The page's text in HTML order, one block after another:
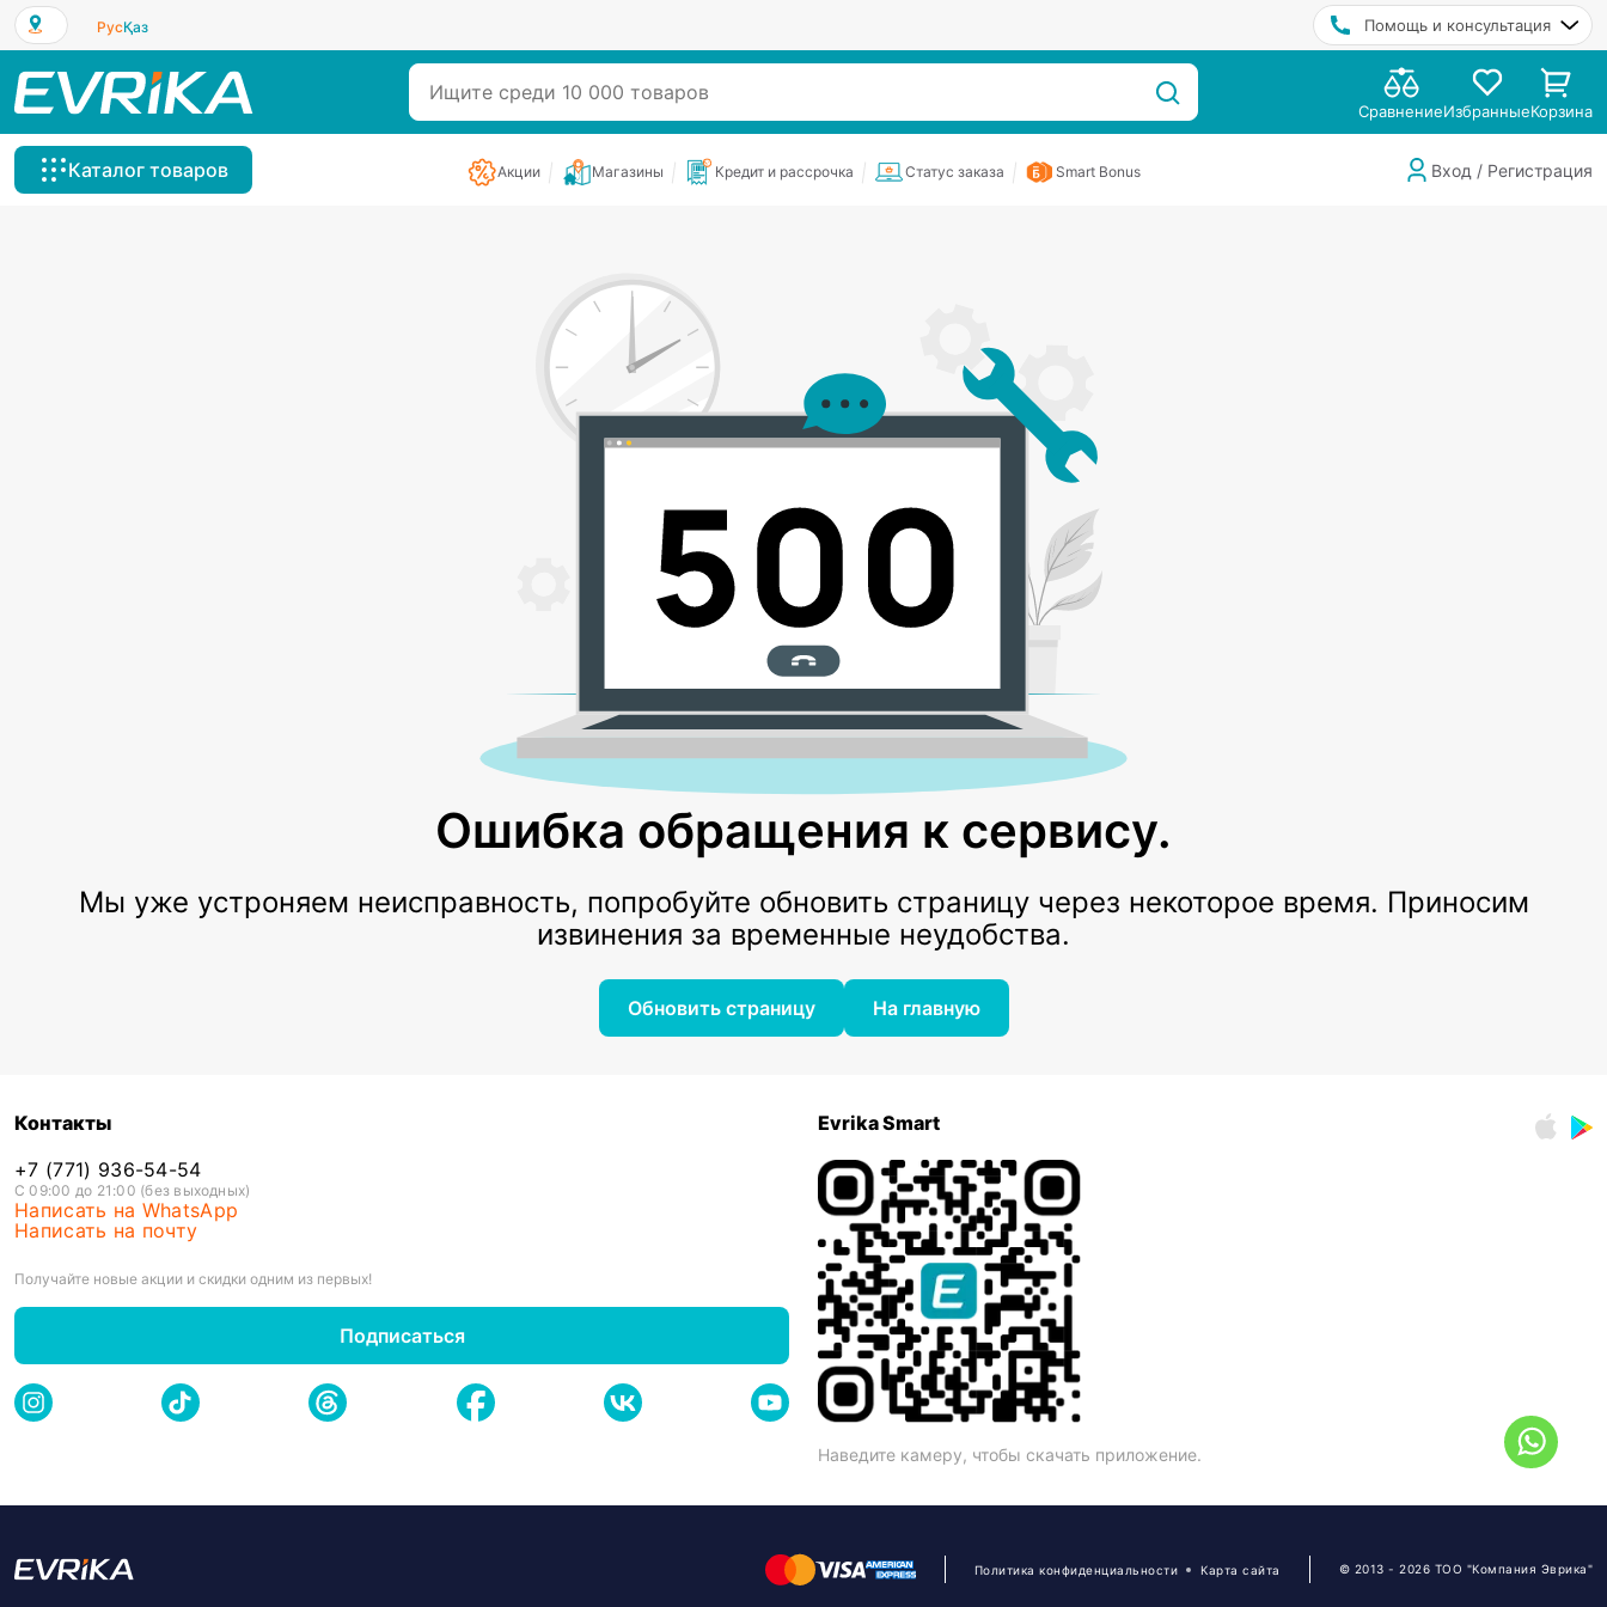
РусҚаз Помощь и консультация
СравнениеИзбранныеКорзина
Каталог товаров Акции Магазины Кредит и рассрочка Статус заказа Smart Bonus Вход / Регистрация
Ошибка обращения к сервису.
Мы уже устроняем неисправность, попробуйте обновить страницу через некоторое время. Приносим
извинения за временные неудобства.
Обновить страницу На главную
Контакты
+7 (771) 936-54-54
С 09:00 до 21:00 (без выходных)
Написать на WhatsApp
Написать на почту
Получайте новые акции и скидки одним из первых!
Подписаться
Evrika Smart
Наведите камеру, чтобы скачать приложение.
Политика конфиденциальности Карта сайта © 2013 - 2026 ТОО "Компания Эврика"